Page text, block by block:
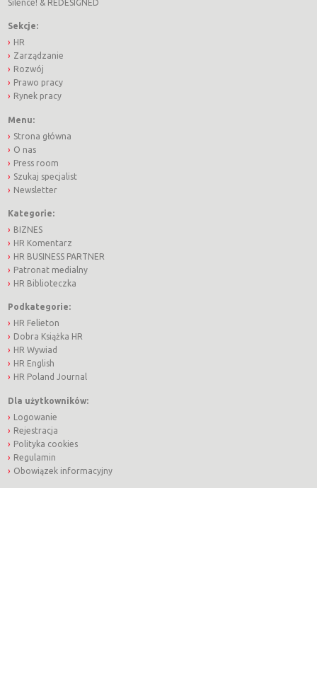
Silence! & REDESIGNED
Sekcje:
HR
Zarządzanie
Rozwój
Prawo pracy
Rynek pracy
Menu:
Strona główna
O nas
Press room
Szukaj specjalist
Newsletter
Kategorie:
BIZNES
HR Komentarz
HR BUSINESS PARTNER
Patronat medialny
HR Biblioteczka
Podkategorie:
HR Felieton
Dobra Książka HR
HR Wywiad
HR English
HR Poland Journal
Dla użytkowników:
Logowanie
Rejestracja
Polityka cookies
Regulamin
Obowiązek informacyjny